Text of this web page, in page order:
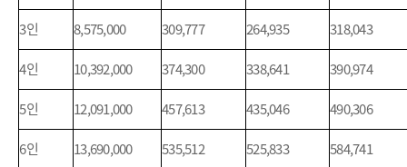
3인 8,575,000 309,777 264,935 318,043
4인 10,392,000 374,300 338,641 390,974
5인 12,091,000 457,613 435,046 490,306
6인 13,690,000 535,512 525,833 584,741